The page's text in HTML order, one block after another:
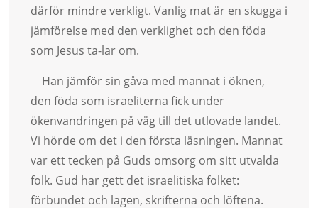
därför mindre verkligt. Vanlig mat är en skugga i
jäm­fö­relse med den verklighet och den fö­da
som Jesus ta-lar om.
Han jämför sin gåva med mannat i öknen,
den föda som israeliterna fick under
ökenvandringen på väg till det utlo­va­de landet.
Vi hörde om det i den första läsningen. Mannat
var ett tecken på Guds om­­­­sorg om sitt utvalda
folk. Gud har gett det israelitiska folket:
förbundet och la­gen, skrifterna och löftena.